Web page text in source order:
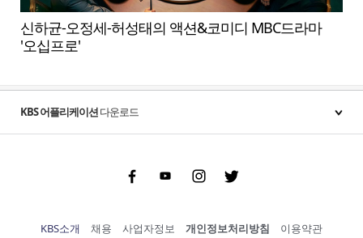
신하균-오정세-허성태의 액션&코미디 MBC드라마
'오십프로'
KBS 어플리케이션다운로드
FacebookYoutubeInstgram Twitter
KBS소개 채용 사업자정보 개인정보처리방침 이용약관